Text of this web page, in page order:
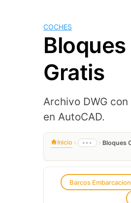
COCHES
Gratis
Archivo DWG
en AutoCAD.
Inicio › ••• › Bloques
Barcos